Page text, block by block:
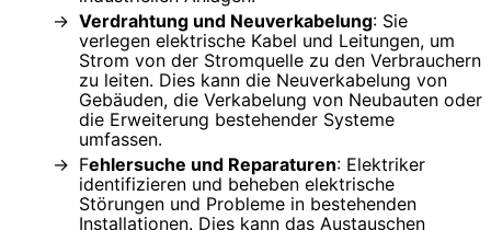
Verdrahtung und Neuverkabelung: Sie
verlegen elektrische Kabel und Leitungen, um
Strom von der Stromquelle zu den Verbrauchern
zu leiten. Dies kann die Neuverkabelung von
Gebäuden, die Verkabelung von Neubauten oder
die Erweiterung bestehender Systeme
umfassen.
Fehlersuche und Reparaturen: Elektriker
identifizieren und beheben elektrische
Störungen und Probleme in bestehenden
Installationen. Dies kann das Austauschen